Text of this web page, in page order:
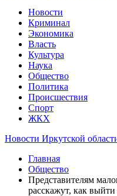
Новости
Криминал
Экономика
Власть
Культура
Наука
Общество
Политика
Происшествия
Спорт
ЖКХ
Новости Иркутской
Главная
Общество
Представителям
расскажут, как